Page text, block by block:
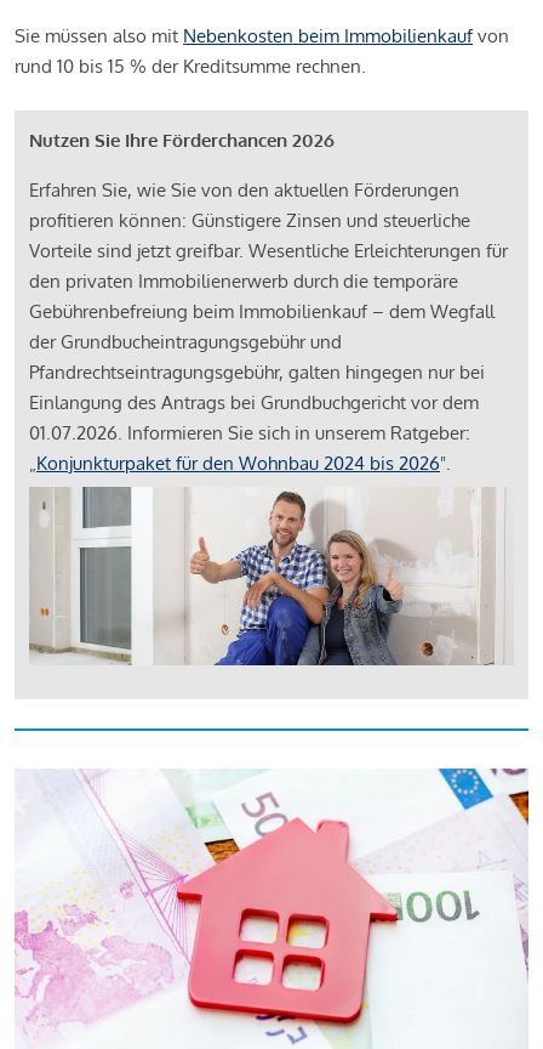
Sie müssen also mit Nebenkosten beim Immobilienkaufvon
rund 10 bis 15 % der Kreditsumme rechnen.
Nutzen Sie Ihre Förderchancen 2026
Erfahren Sie, wie Sie von den aktuellen Förderungen
profitieren können: Günstigere Zinsen und steuerliche
Vorteile sind jetzt greifbar. Wesentliche Erleichterungen für
den privaten Immobilienerwerb durch die temporäre
Gebührenbefreiung beim Immobilienkauf – dem Wegfall
der Grundbucheintragungsgebühr und
Pfandrechtseintragungsgebühr, galten hingegen nur bei
Einlangung des Antrags bei Grundbuchgericht vor dem
01.07.2026. Informieren Sie sich in unserem Ratgeber:
„Konjunkturpaket für den Wohnbau 2024 bis 2026".